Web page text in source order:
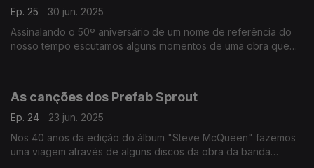
Ep. 25
30 jun. 2025
Assinalando o 50º aniversário de um nome de referência do
nosso tempo escutamos alguns momentos de uma obra que
As canções dos Prefab Sprout
Ep. 24
23 jun. 2025
Nos 40 anos da edição do álbum "Steve McQueen" fazemos
uma viagem através de alguns discos da obra da banda